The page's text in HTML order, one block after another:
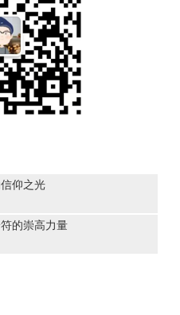
仰之光
的崇高力量